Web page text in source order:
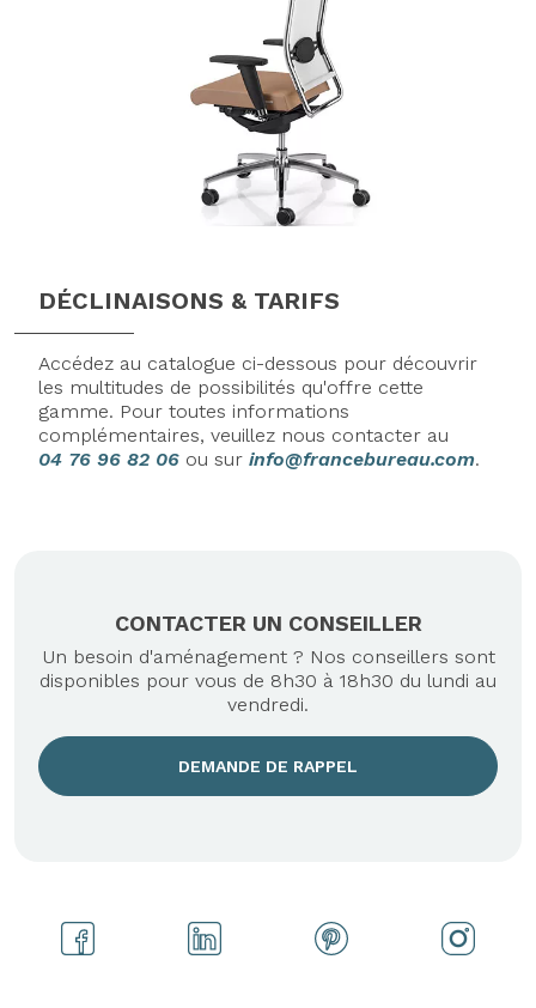
DÉCLINAISONS & TARIFS
Accédez au catalogue ci-dessous pour découvrir
les multitudes de possibilités qu'offre cette
gamme. Pour toutes informations
complémentaires, veuillez nous contacter au
04 76 96 82 06 ou sur info@francebureau.com.
CONTACTER UN CONSEILLER
Un besoin d'aménagement ? Nos conseillers sont
disponibles pour vous de 8h30 à 18h30 du lundi au
vendredi.
DEMANDE DE RAPPEL